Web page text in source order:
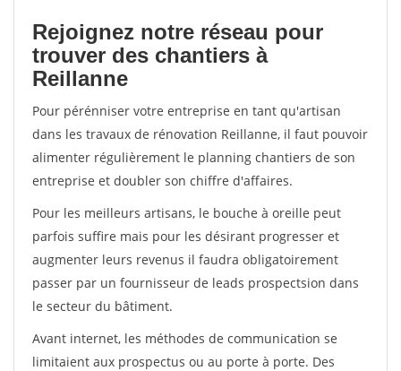
Rejoignez notre réseau pour
trouver des chantiers à
Reillanne
Pour pérénniser votre entreprise en tant qu'artisan
dans les travaux de rénovation Reillanne, il faut pouvoir
alimenter régulièrement le planning chantiers de son
entreprise et doubler son chiffre d'affaires.
Pour les meilleurs artisans, le bouche à oreille peut
parfois suffire mais pour les désirant progresser et
augmenter leurs revenus il faudra obligatoirement
passer par un fournisseur de leads prospectsion dans
le secteur du bâtiment.
Avant internet, les méthodes de communication se
limitaient aux prospectus ou au porte à porte. Des